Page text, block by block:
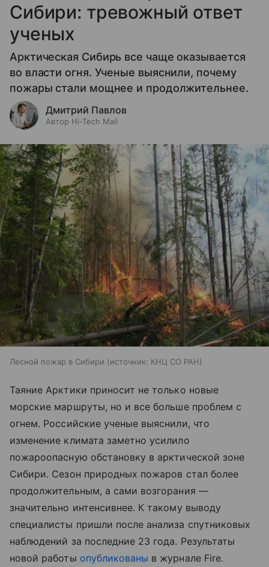
Сибири: тревожный ответ
ученых
Арктическая Сибирь все чаще оказывается
во власти огня. Ученые выяснили, почему
пожары стали мощнее и продолжительнее.
Дмитрий Павлов
Автор Hi-Tech Mail
Лесной пожар в Сибири источник: КНЦ СО РАН
Таяние Арктики приносит не только новые
морские маршруты, но и все больше проблем с
огнем. Российские ученые выяснили, что
изменение климата заметно усилило
пожароопасную обстановку в арктической зоне
Сибири. Сезон природных пожаров стал более
продолжительным, а сами возгорания —
значительно интенсивнее. К такому выводу
специалисты пришли после анализа спутниковых
наблюдений за последние 23 года. Результаты
новой работы опубликованы в журнале Fire.